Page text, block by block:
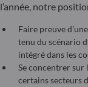
l’année, notre
Faire preuve
tenu du scénario
intégré dans les
Se concentrer sur
certains secteurs